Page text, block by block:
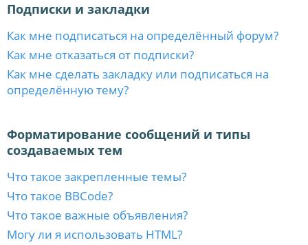
Подписки и закладки
Как мне подписаться на определённый форум?
Как мне отказаться от подписки?
Как мне сделать закладку или подписаться на
определённую тему?
Форматирование сообщений и типы
создаваемых тем
Что такое закрепленные темы?
Что такое BBCode?
Что такое важные объявления?
Могу ли я использовать HTML?